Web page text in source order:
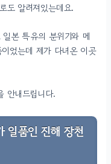
도 알려져있는데요.
본 특유의 분위기와 메
었는데 제가 다녀온 이곳
안내드립니다.
일품인 진해 장천